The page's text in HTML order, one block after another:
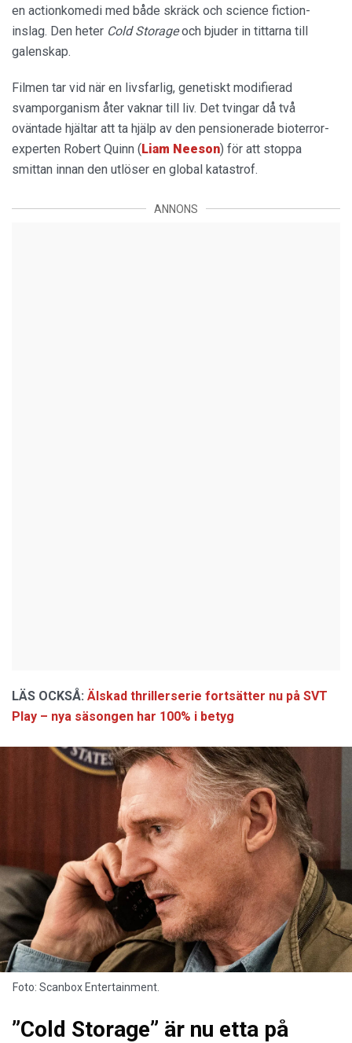
en actionkomedi med både skräck och science fiction-
inslag. Den heter Cold Storageoch bjuder in tittarna till
galenskap.
Filmen tar vid när en livsfarlig, genetiskt modifierad
svamporganism åter vaknar till liv. Det tvingar då två
oväntade hjältar att ta hjälp av den pensionerade bioterror-
experten Robert Quinn (Liam Neeson) för att stoppa
smittan innan den utlöser en global katastrof.
ANNONS
LÄS OCKSÅ: Älskad thrillerserie fortsätter nu på SVT
Play – nya säsongen har 100% i betyg
Foto: Scanbox Entertainment.
”Cold Storage” är nu etta på